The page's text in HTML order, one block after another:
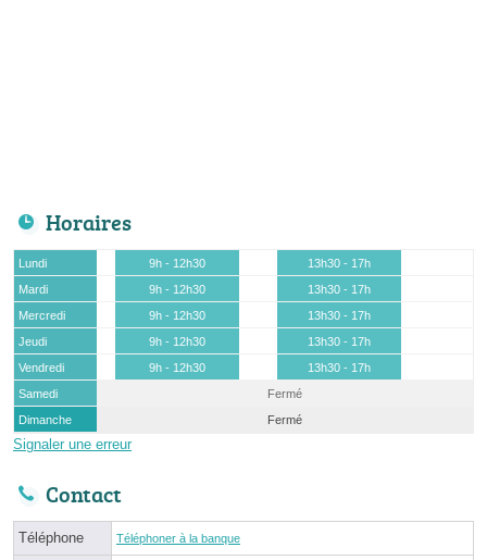
Horaires
Lundi 9h - 12h30
13h30 - 17h
Mardi
9h - 12h30
13h30 - 17h
Mercredi
9h - 12h30
13h30 - 17h
Jeudi
9h - 12h30
13h30 - 17h
Vendredi
9h - 12h30
13h30 - 17h
Samedi
Fermé
Dimanche
Fermé
Signaler une erreur
Contact
Téléphone Téléphoner à la banque